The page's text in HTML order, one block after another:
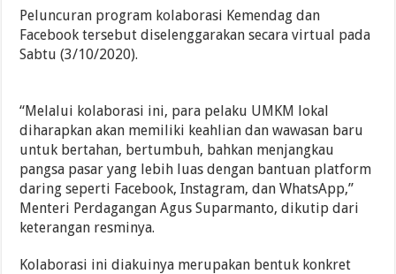
Peluncuran program kolaborasi Kemendag dan
Facebook tersebut diselenggarakan secara virtual pada
Sabtu (3/10/2020).
“Melalui kolaborasi ini, para pelaku UMKM lokal
diharapkan akan memiliki keahlian dan wawasan baru
untuk bertahan, bertumbuh, bahkan menjangkau
pangsa pasar yang lebih luas dengan bantuan platform
daring seperti Facebook, Instagram, dan WhatsApp,”
Menteri Perdagangan Agus Suparmanto, dikutip dari
keterangan resminya.
Kolaborasi ini diakuinya merupakan bentuk konkret